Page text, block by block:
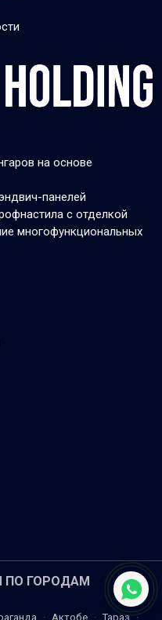
на основе
панелей
с отделкой
многофункциональных
ПО ГОРОДАМ
· Актобе · Тараз ·